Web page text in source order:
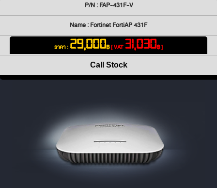
P/N : FAP-431F-V
Name : Fortinet FortiAP 431F
ราคา : 29,000฿[ VAT31,030฿ ]
Call Stock